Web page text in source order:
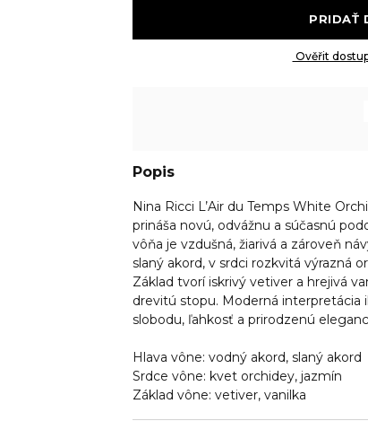
Popis
Nina Ricci L’Air du Temps White
prináša novú, odvážnu a súčasnú
vôňa je vzdušná, žiarivá a zároveň
slaný akord, v srdci rozkvitá výrazná
Základ tvorí iskrivý vetiver a hrejivá
drevitú stopu. Moderná interpretácia
slobodu, ľahkosť a prirodzenú
Hlava vône: vodný akord, slaný akord
Srdce vône: kvet orchidey, jazmín
Základ vône: vetiver, vanilka